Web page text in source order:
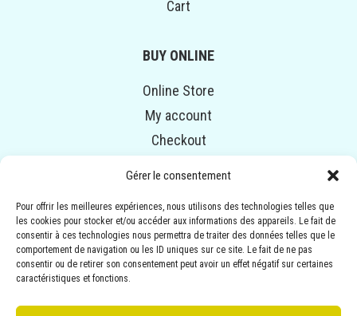
Gérer le consentement
Pour offrir les meilleures expériences, nous utilisons des technologies telles que
les cookies pour stocker et/ou accéder aux informations des appareils. Le fait de
consentir à ces technologies nous permettra de traiter des données telles que le
comportement de navigation ou les ID uniques sur ce site. Le fait de ne pas
consentir ou de retirer son consentement peut avoir un effet négatif sur certaines
caractéristiques et fonctions.
Cart
BUY ONLINE
Online Store
My account
Checkout
© COPYRIGHT 2014-2020 ALPHAVENTURE. ALL RIGHTS
RESERVED.
Illustrations :ANNEMARIE BOURGEOIS| Conception :
MARIE-MICHÈLE B.-ROUSSIN (EMBLÈME